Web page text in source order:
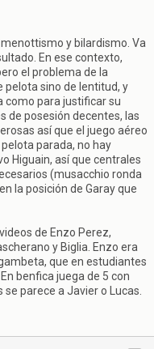
y bilardismo. Va
En ese contexto,
el problema de la
pelota sino de lentitud, y
como para justificar su
de posesión decentes, las
así que el juego aéreo
parada, no hay
Higuain, así que centrales
(musacchio ronda
la posición de Garay que
de Enzo Perez,
y Biglia. Enzo era
que en estudiantes
benfica juega de 5 con
parece a Javier o Lucas.